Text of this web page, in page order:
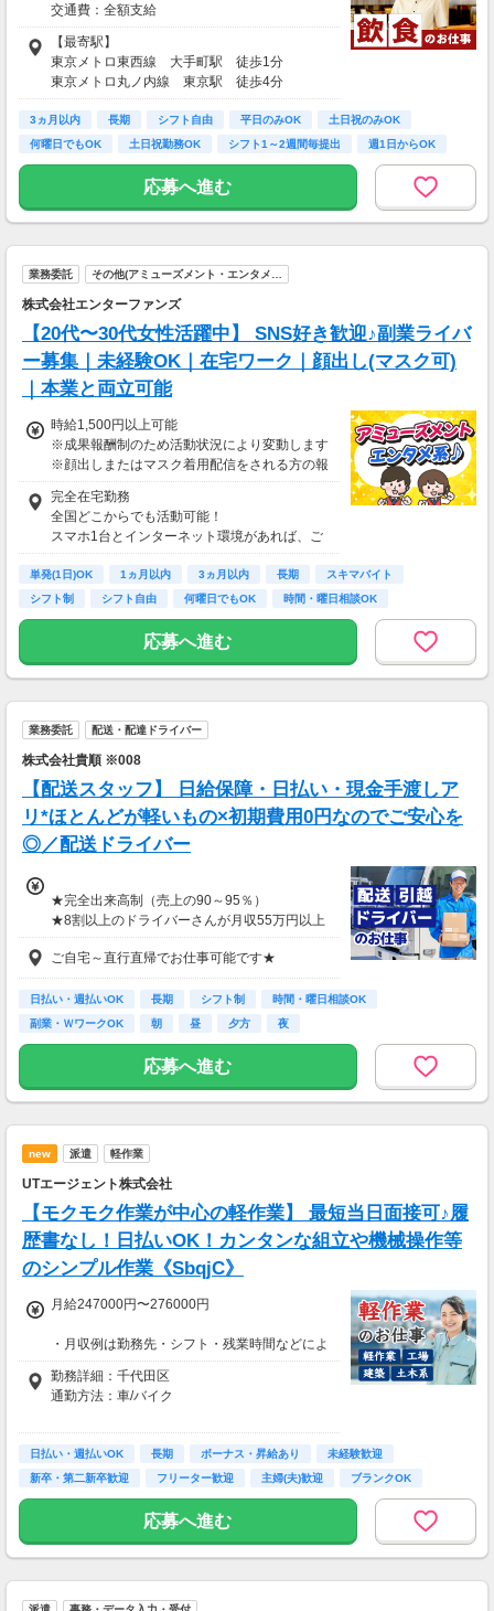
交通費：全額支給
電車通勤でも嬉しい！
■昇給あり（年2回）
⇒トレーナーになったら…
■22時以降時給25％UP
⇒1食200円
■友人紹介制度あり
⇒紹介金最大３万円（店舗により異なる）
【最寄駅】
東京メトロ東西線 大手町駅 徒歩1分
東京メトロ丸ノ内線 東京駅 徒歩4分
東京メトロ千代田線 二重橋前駅 徒歩9分
【住所】
ビルディング3F
3ヵ月以内 長期 シフト自由 平日のみOK
土日祝のみOK
何曜日でもOK
土日祝勤務OK シフト1～2週間毎提出 週1日からOK
応募へ進む
業務委託 その他(アミューズメント・エンタメ…
株式会社エンターファンズ
【20代〜30代女性活躍中】 SNS好き歓迎♪副業ライバ
ー募集｜未経験OK｜在宅ワーク｜顔出し(マスク可)
｜本業と両立可能
時給1,500円以上可能
※成果報酬制のため活動状況により変動します
※顔出しまたはマスク着用配信をされる方の報
酬基準となります
【収入例】
■事務職Aさん（週3日・月50時間程度）
月収8万円～15万円
月収15万円～25万円
■主婦Cさん（月100時間程度）
月収20万円以上
現在活躍中のライバーの多くは会社員や主婦の
方。
本業や家庭と両立しながら副業として活動され
ています。
完全在宅勤務
全国どこからでも活動可能！
スマホ1台とインターネット環境があれば、ご
自宅からスタートできます。
通勤時間ゼロだから、本業やプライベートとの
両立もラクラク♪
単発(1日)OK 1ヵ月以内 3ヵ月以内 長期
スキマバイト
シフト制
シフト自由 何曜日でもOK 時間・曜日相談OK
応募へ進む
業務委託 配送・配達ドライバー
株式会社貴順 ※008
【配送スタッフ】 日給保障・日払い・現金手渡しア
リ*ほとんどが軽いもの×初期費用0円なのでご安心を
◎／配送ドライバー
★完全出来高制（売上の90～95％）
★8割以上のドライバーさんが月収55万円以上
★支度金5～25万円補助あり（規定有）
★選べる入社祝い金アリ
⇒「初回稼働1か月後に3万円」or「1年後に10
万円」or「2年後に20万円」選べます！
ご都合にあわせてルートや個数は調整可能！
※1日2万円保証の案件もあり！
＊現金手渡し・日払いご相談OK
＊前払い制度あり（稼働分のみ）
【日収例】
売上2万1600円（1個160円×135個）×90％=約
1万9000円
売上65万2800円(1個160円×170個×24日)×90％
※上記は一例です。
ご自宅～直行直帰でお仕事可能です★
日払い・週払いOK 長期 シフト制
時間・曜日相談OK
副業・ＷワークOK
朝 昼 夕方 夜
応募へ進む
new 派遣 軽作業
UTエージェント株式会社
【モクモク作業が中心の軽作業】 最短当日面接可♪履
歴書なし！日払いOK！カンタンな組立や機械操作等
のシンプル作業《SbqjC》
月給247000円〜276000円
・月収例は勤務先・シフト・残業時間などによ
り変動します
・各種手当あり（残業手当、休出手当、深夜勤
務がある場合は深夜手当 など）
■日払い制度（新制度）※規定あり
・最短5分で働いた分の給与を口座受取可能
・スマホからカンタン申請
・1,000円単位で利用可能
■交通費 上限30,000円まで支給 ※会社規定有
り
勤務詳細：千代田区
通勤方法：車/バイク
※構内の（無料）駐車場利用OK
※募集の勤務地は面接地の一例です。
ご希望の地域や条件などを伺いながらあなた
に合ったお仕事をご紹介します！
日払い・週払いOK 長期 ボーナス・昇給あり
未経験歓迎
新卒・第二新卒歓迎
フリーター歓迎 主婦(夫)歓迎
ブランクOK
学歴不問
応募へ進む